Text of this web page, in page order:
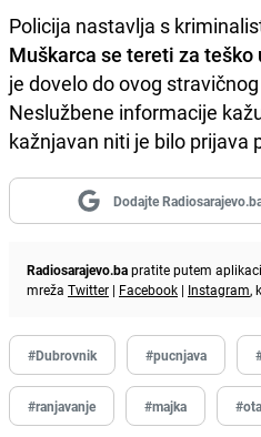
Policija nastavlja s
Muškarca se tereti za
je dovelo do ovog
Neslužbene informacije
kažnjavan niti je bilo prijava
Dodajte
Radiosarajevo.bapratite putem
mreža Twitter | Facebook | Instagram,
#Dubrovnik #pucnjava
#ranjavanje #majka